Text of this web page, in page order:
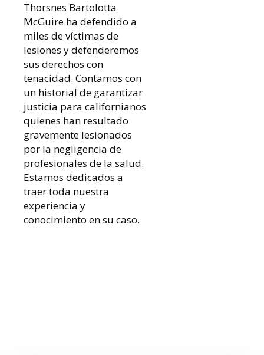
Thorsnes Bartolotta
McGuire ha defendido a
miles de víctimas de
lesiones y defenderemos
sus derechos con
tenacidad. Contamos con
un historial de garantizar
justicia para californianos
quienes han resultado
gravemente lesionados
por la negligencia de
profesionales de la salud.
Estamos dedicados a
traer toda nuestra
experiencia y
conocimiento en su caso.